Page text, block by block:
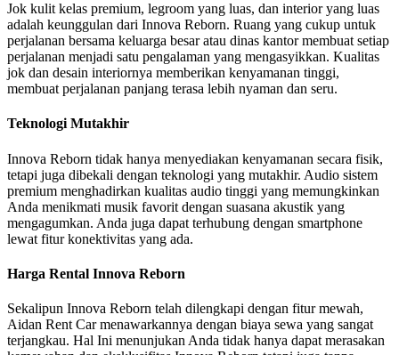
Jok kulit kelas premium, legroom yang luas, dan interior yang luas
adalah keunggulan dari Innova Reborn. Ruang yang cukup untuk
perjalanan bersama keluarga besar atau dinas kantor membuat setiap
perjalanan menjadi satu pengalaman yang mengasyikkan. Kualitas
jok dan desain interiornya memberikan kenyamanan tinggi,
membuat perjalanan panjang terasa lebih nyaman dan seru.
Teknologi Mutakhir
Innova Reborn tidak hanya menyediakan kenyamanan secara fisik,
tetapi juga dibekali dengan teknologi yang mutakhir. Audio sistem
premium menghadirkan kualitas audio tinggi yang memungkinkan
Anda menikmati musik favorit dengan suasana akustik yang
mengagumkan. Anda juga dapat terhubung dengan smartphone
lewat fitur konektivitas yang ada.
Harga Rental Innova Reborn
Sekalipun Innova Reborn telah dilengkapi dengan fitur mewah,
Aidan Rent Car menawarkannya dengan biaya sewa yang sangat
terjangkau. Hal Ini menunjukan Anda tidak hanya dapat merasakan